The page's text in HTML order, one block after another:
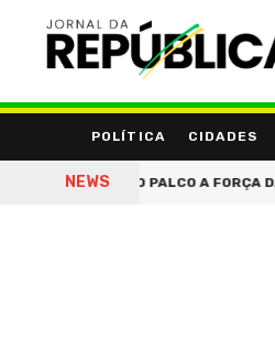
POLÍTICA CIDADES
NEWS
PALCO A FORÇA DA PERIFERIA